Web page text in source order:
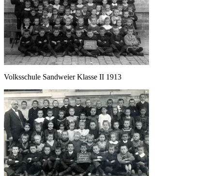
Volksschule Sandweier Klasse II 1913